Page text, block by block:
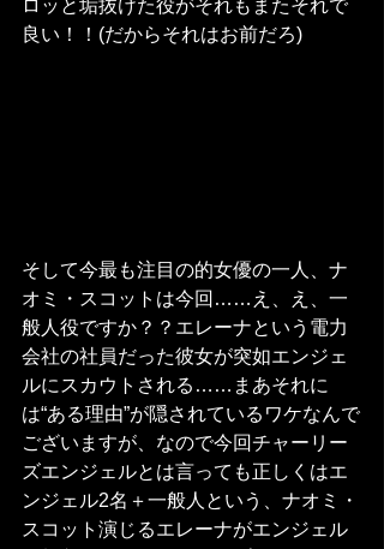
ロッと垢抜けた役がそれもまたそれで
良い！！(だからそれはお前だろ)
そして今最も注目の的女優の一人、ナ
オミ・スコットは今回……え、え、一
般人役ですか？？エレーナという電力
会社の社員だった彼女が突如エンジェ
ルにスカウトされる……まあそれに
は“ある理由”が隠されているワケなんで
ございますが、なので今回チャーリー
ズエンジェルとは言っても正しくはエ
ンジェル2名＋一般人という、ナオミ・
スコット演じるエレーナがエンジェル